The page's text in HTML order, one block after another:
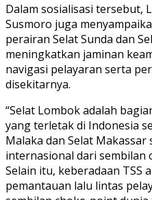
Dalam sosialisasi tersebut,
Susmoro juga
perairan Selat Sunda dan
meningkatkan jaminan
navigasi pelayaran serta
disekitarnya.
“Selat Lombok adalah
yang terletak di Indonesia
Malaka dan Selat
internasional dari sembilan
Selain itu, keberadaan TSS
pemantauan lalu lintas